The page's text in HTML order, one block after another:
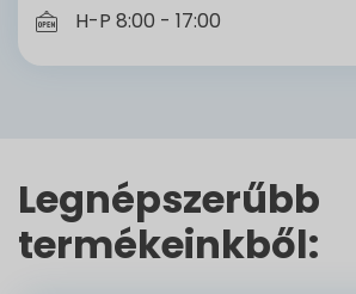
H-P 8:00 - 17:00
Legnépszerűbb
termékeinkből: